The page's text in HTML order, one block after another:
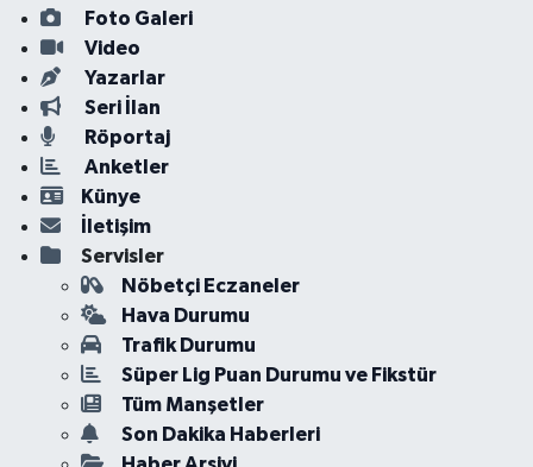
Foto Galeri
Video
Yazarlar
Seri İlan
Röportaj
Anketler
Künye
İletişim
Servisler
Nöbetçi Eczaneler
Hava Durumu
Trafik Durumu
Süper Lig Puan Durumu ve Fikstür
Tüm Manşetler
Son Dakika Haberleri